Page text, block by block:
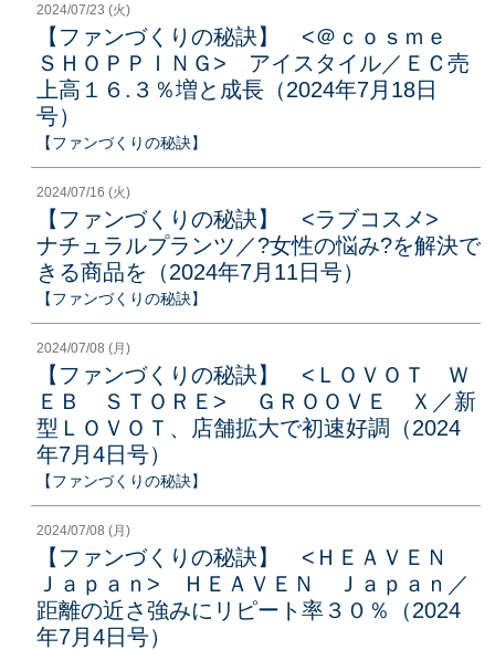
2024/07/23 (火)
【ファンづくりの秘訣】 <＠ｃｏｓｍｅ
ＳＨＯＰＰＩＮＧ> アイスタイル／ＥＣ売
上高１６.３％増と成長（2024年7月18日
号）
【ファンづくりの秘訣】
2024/07/16 (火)
【ファンづくりの秘訣】 <ラブコスメ>
ナチュラルプランツ／?女性の悩み?を解決で
きる商品を（2024年7月11日号）
【ファンづくりの秘訣】
2024/07/08 (月)
【ファンづくりの秘訣】 <ＬＯＶＯＴ Ｗ
ＥＢ ＳＴＯＲＥ> ＧＲＯＯＶＥ Ｘ／新
型ＬＯＶＯＴ、店舗拡大で初速好調（2024
年7月4日号）
【ファンづくりの秘訣】
2024/07/08 (月)
【ファンづくりの秘訣】 <ＨＥＡＶＥＮ
Ｊａｐａｎ> ＨＥＡＶＥＮ Ｊａｐａｎ／
距離の近さ強みにリピート率３０％（2024
年7月4日号）